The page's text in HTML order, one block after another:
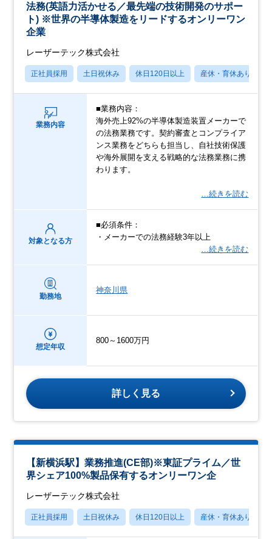
法務(英語力活かせる／最先端の技術開発のサポー
ト) ※世界の半導体製造をリードするオンリーワン
企業
レーザーテック株式会社
正社員採用 土日祝休み 休日120日以上 産休・育休あり
業務内容
■業務内容：
海外売上92%の半導体製造装置メーカーで
の法務業務です。契約審査とコンプライア
ンス業務をどちらも担当し、自社技術保護
や海外展開を支える戦略的な法務業務に携
わります。
…続きを読む
対象となる方
■必須条件：
・メーカーでの法務経験3年以上
…続きを読む
勤務地
神奈川県
想定年収
800～1600万円
詳しく見る
【新横浜駅】業務推進(CE部)※東証プライム／世
界シェア100%製品保有するオンリーワン企
レーザーテック株式会社
正社員採用 土日祝休み 休日120日以上 産休・育休あり